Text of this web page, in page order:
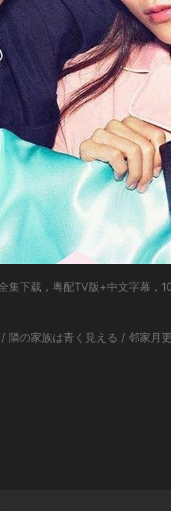
集下载，粤配TV版+中文字幕，
隣の家族は青く見える / 邻家月